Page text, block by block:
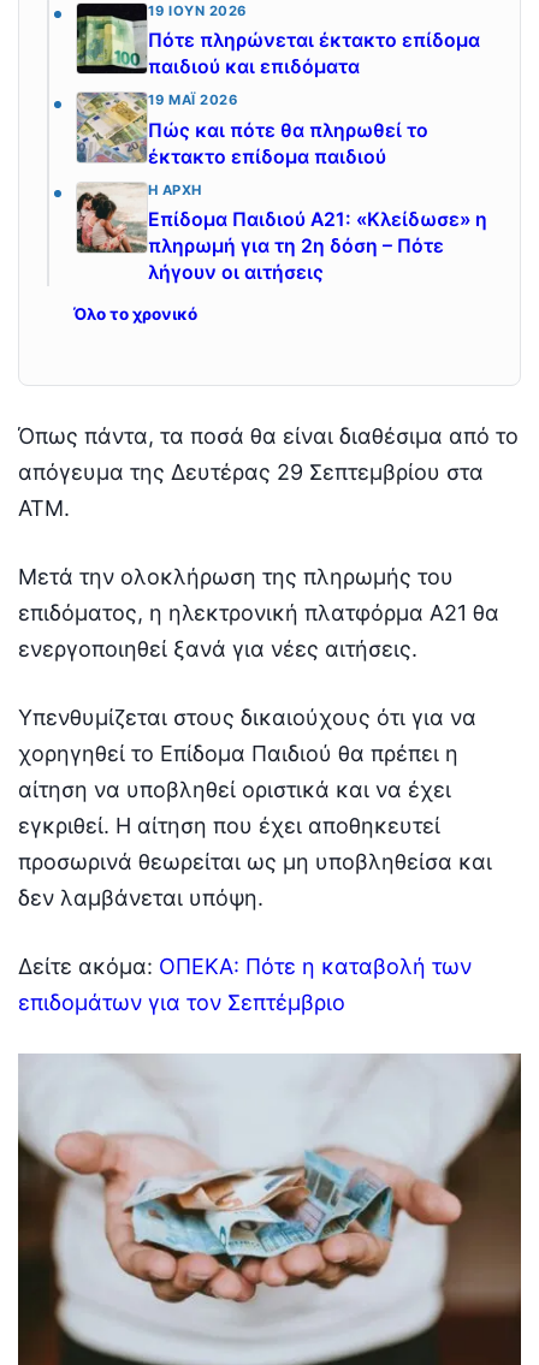
19 ΙΟΎΝ 2026
Πότε πληρώνεται έκτακτο επίδομα
παιδιού και επιδόματα
19 ΜΆΙ 2026
Πώς και πότε θα πληρωθεί το
έκτακτο επίδομα παιδιού
Η ΑΡΧΉ
Επίδομα Παιδιού Α21: «Κλείδωσε» η
πληρωμή για τη 2η δόση – Πότε
λήγουν οι αιτήσεις
Όλο το χρονικό
Όπως πάντα, τα ποσά θα είναι διαθέσιμα από το
απόγευμα της Δευτέρας 29 Σεπτεμβρίου στα
ΑΤΜ.
Μετά την ολοκλήρωση της πληρωμής του
επιδόματος, η ηλεκτρονική πλατφόρμα Α21 θα
ενεργοποιηθεί ξανά για νέες αιτήσεις.
Υπενθυμίζεται στους δικαιούχους ότι για να
χορηγηθεί το Επίδομα Παιδιού θα πρέπει η
αίτηση να υποβληθεί οριστικά και να έχει
εγκριθεί. Η αίτηση που έχει αποθηκευτεί
προσωρινά θεωρείται ως μη υποβληθείσα και
δεν λαμβάνεται υπόψη.
Δείτε ακόμα: ΟΠΕΚΑ: Πότε η καταβολή των
επιδομάτων για τον Σεπτέμβριο